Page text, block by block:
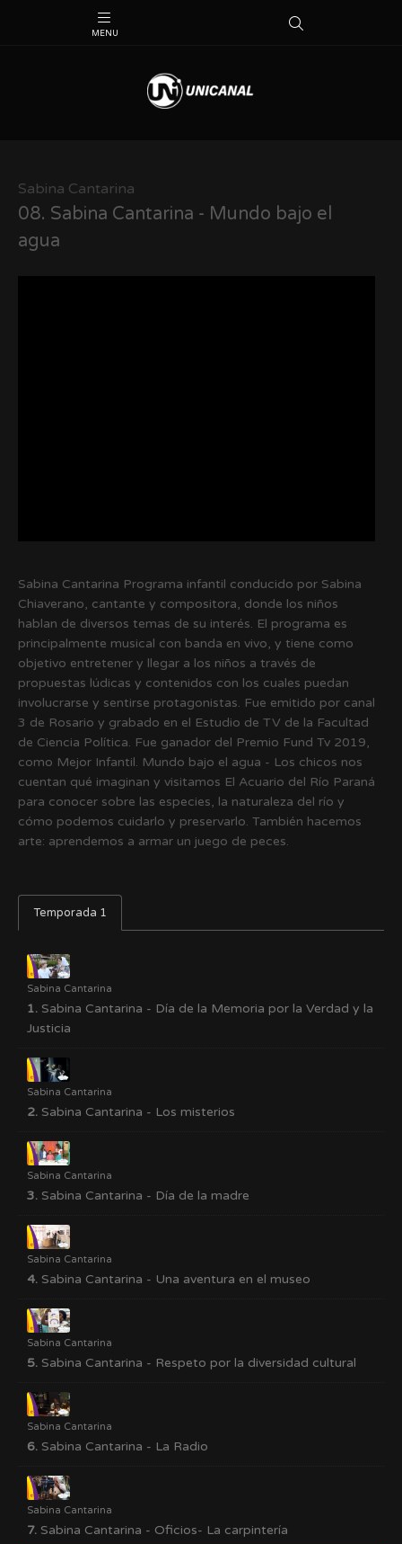
Sabina Cantarina
08. Sabina Cantarina - Mundo bajo el
agua
Sabina Cantarina Programa infantil conducido por Sabina
Chiaverano, cantante y compositora, donde los niños
hablan de diversos temas de su interés. El programa es
principalmente musical con banda en vivo, y tiene como
objetivo entretener y llegar a los niños a través de
propuestas lúdicas y contenidos con los cuales puedan
involucrarse y sentirse protagonistas. Fue emitido por canal
3 de Rosario y grabado en el Estudio de TV de la Facultad
de Ciencia Política. Fue ganador del Premio Fund Tv 2019,
como Mejor Infantil. Mundo bajo el agua - Los chicos nos
cuentan qué imaginan y visitamos El Acuario del Río Paraná
para conocer sobre las especies, la naturaleza del río y
cómo podemos cuidarlo y preservarlo. También hacemos
arte: aprendemos a armar un juego de peces.
Temporada 1
Sabina Cantarina
1. Sabina Cantarina - Día de la Memoria por la Verdad y la
Justicia
Sabina Cantarina
2. Sabina Cantarina - Los misterios
Sabina Cantarina
3. Sabina Cantarina - Día de la madre
Sabina Cantarina
4. Sabina Cantarina - Una aventura en el museo
Sabina Cantarina
5. Sabina Cantarina - Respeto por la diversidad cultural
Sabina Cantarina
6. Sabina Cantarina - La Radio
Sabina Cantarina
7. Sabina Cantarina - Oficios- La carpintería